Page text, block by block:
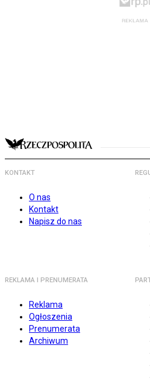
KONTAKT
O nas
Kontakt
Napisz do nas
REKLAMA I PRENUMERATA
Reklama
Ogłoszenia
Prenumerata
Archiwum